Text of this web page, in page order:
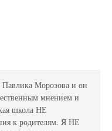
Павлика Морозова и он
мнением и
школа НЕ
к родителям. Я НЕ